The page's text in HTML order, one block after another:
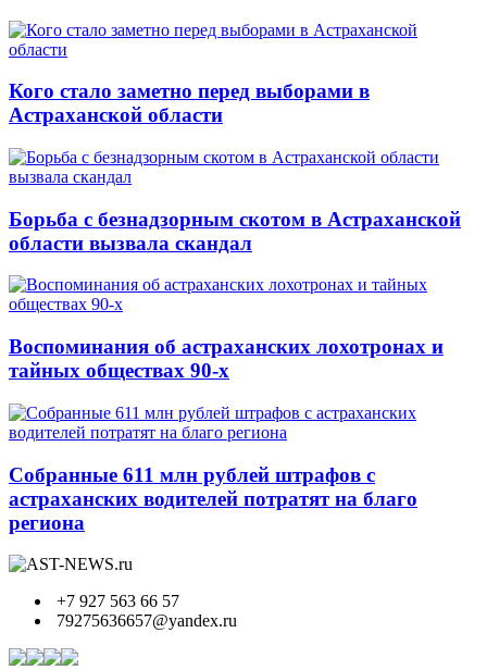
Кого стало заметно перед выборами в
Астраханской области
Борьба с безнадзорным скотом в Астраханской
области вызвала скандал
Воспоминания об астраханских лохотронах и
тайных обществах 90-х
Собранные 611 млн рублей штрафов с
астраханских водителей потратят на благо
региона
+7 927 563 66 57
79275636657@yandex.ru